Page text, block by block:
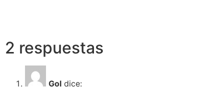
2 respuestas
Gol dice: